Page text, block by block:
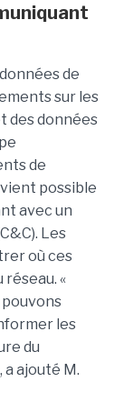
de
sur les
des données
de
possible
avec un
Les
où ces
«
les
du
a ajouté M.